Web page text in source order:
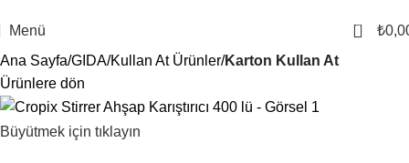
Menü 0 ₺
Ana Sayfa GIDA Kullan At Ürünler Karton Kullan At
Ürünlere dön
Büyütmek için tıklayın